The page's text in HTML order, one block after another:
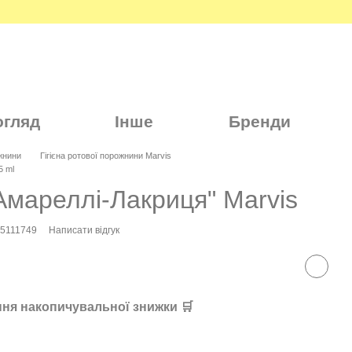
Інше Бренди
Гігієна ротової порожнини Marvis
ml
Лакриця" Marvis
Написати відгук
накопичувальної знижки 🛒